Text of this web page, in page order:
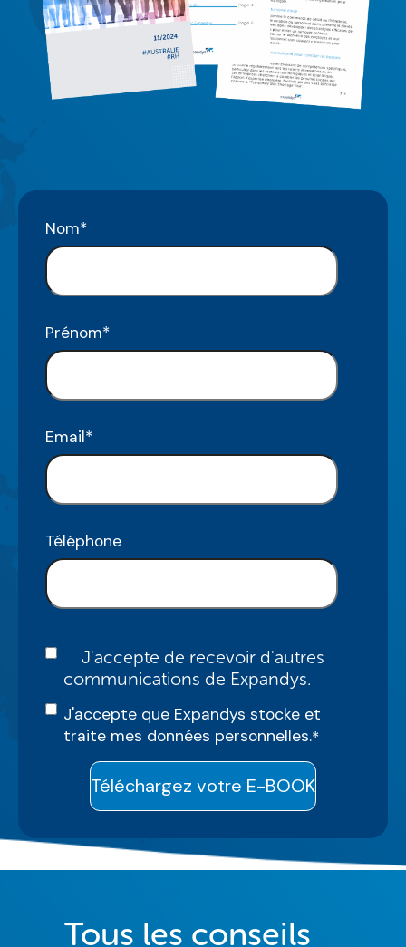
Nom*
Prénom*
Email*
Téléphone
J'accepte de recevoir d'autres
communications de Expandys.
J'accepte que Expandys stocke et
traite mes données personnelles.*
Tous les conseils